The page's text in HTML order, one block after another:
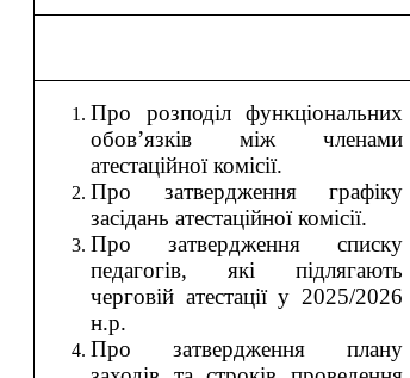
Про розподіл функціональних
обов’язків між членами
атестаційної комісії.
Про затвердження графіку
засідань атестаційної комісії.
Про затвердження списку
педагогів, які підлягають
черговій атестації у 2025/2026
н.р.
Про затвердження плану